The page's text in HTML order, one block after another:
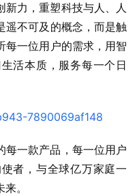
新力，重塑科技与人、人
遥不可及的概念，而是触
每一位用户的需求，用智
活本质，服务每一个日
每一款产品，每一位用户
者，与全球亿万家庭一
。